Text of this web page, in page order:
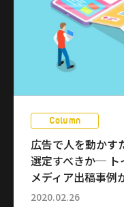
Column
広告で人を動かす
選定すべきか─ ト
メディア出稿事例
2020.02.26